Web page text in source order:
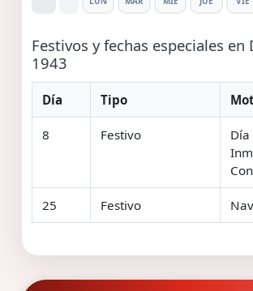
Festivos y fechas especiales en
1943
Día Tipo
8 Festivo
Día
25 Festivo